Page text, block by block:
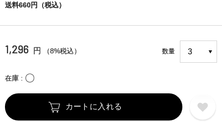
送料660円（税込）
1,296 円 （8%税込） 数量
在庫 〇
カートに入れる